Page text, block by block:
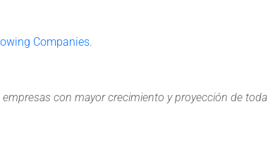
Companies.
con mayor crecimiento y proyección de toda